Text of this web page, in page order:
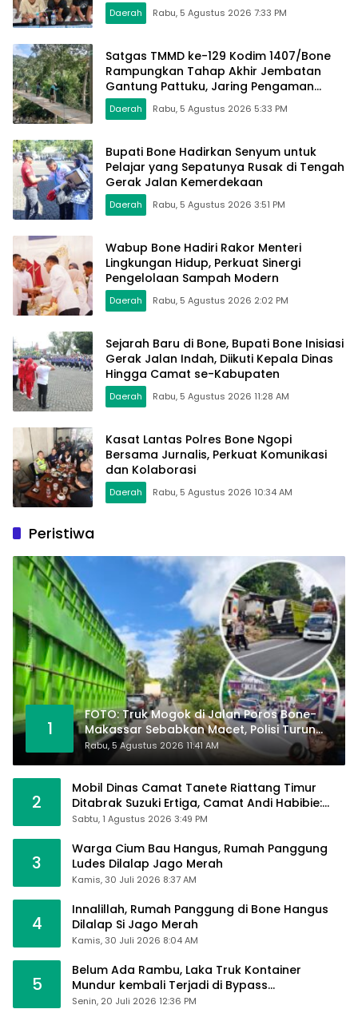
Daerah Rabu, 5 Agustus 2026 7:33 PM
Satgas TMMD ke-129 Kodim 1407/Bone
Rampungkan Tahap Akhir Jembatan
Gantung Pattuku, Jaring Pengaman
Mulai Terpasang
Daerah Rabu, 5 Agustus 2026 5:33 PM
Bupati Bone Hadirkan Senyum untuk
Pelajar yang Sepatunya Rusak di Tengah
Gerak Jalan Kemerdekaan
Daerah Rabu, 5 Agustus 2026 3:51 PM
Wabup Bone Hadiri Rakor Menteri
Lingkungan Hidup, Perkuat Sinergi
Pengelolaan Sampah Modern
Daerah Rabu, 5 Agustus 2026 2:02 PM
Sejarah Baru di Bone, Bupati Bone Inisiasi
Gerak Jalan Indah, Diikuti Kepala Dinas
Hingga Camat se-Kabupaten
Daerah Rabu, 5 Agustus 2026 11:28 AM
Kasat Lantas Polres Bone Ngopi
Bersama Jurnalis, Perkuat Komunikasi
dan Kolaborasi
Daerah Rabu, 5 Agustus 2026 10:34 AM
Peristiwa
1
FOTO: Truk Mogok di Jalan Poros Bone-
Makassar Sebabkan Macet, Polisi Turun
Tangan
Rabu, 5 Agustus 2026 11:41 AM
2
Mobil Dinas Camat Tanete Riattang Timur
Ditabrak Suzuki Ertiga, Camat Andi Habibie:
Alhamdulillah Saya Baik-Baik Saja
Sabtu, 1 Agustus 2026 3:49 PM
3
Warga Cium Bau Hangus, Rumah Panggung
Ludes Dilalap Jago Merah
Kamis, 30 Juli 2026 8:37 AM
4
Innalillah, Rumah Panggung di Bone Hangus
Dilalap Si Jago Merah
Kamis, 30 Juli 2026 8:04 AM
5
Belum Ada Rambu, Laka Truk Kontainer
Mundur kembali Terjadi di Bypass
Sumpallabbu
Senin, 20 Juli 2026 12:36 PM